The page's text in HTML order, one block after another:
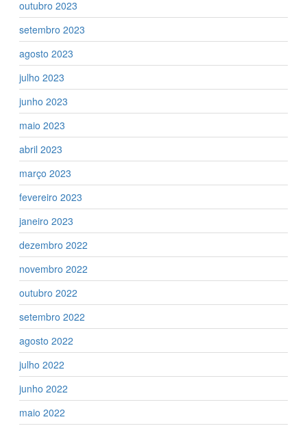
outubro 2023
setembro 2023
agosto 2023
julho 2023
junho 2023
maio 2023
abril 2023
março 2023
fevereiro 2023
janeiro 2023
dezembro 2022
novembro 2022
outubro 2022
setembro 2022
agosto 2022
julho 2022
junho 2022
maio 2022